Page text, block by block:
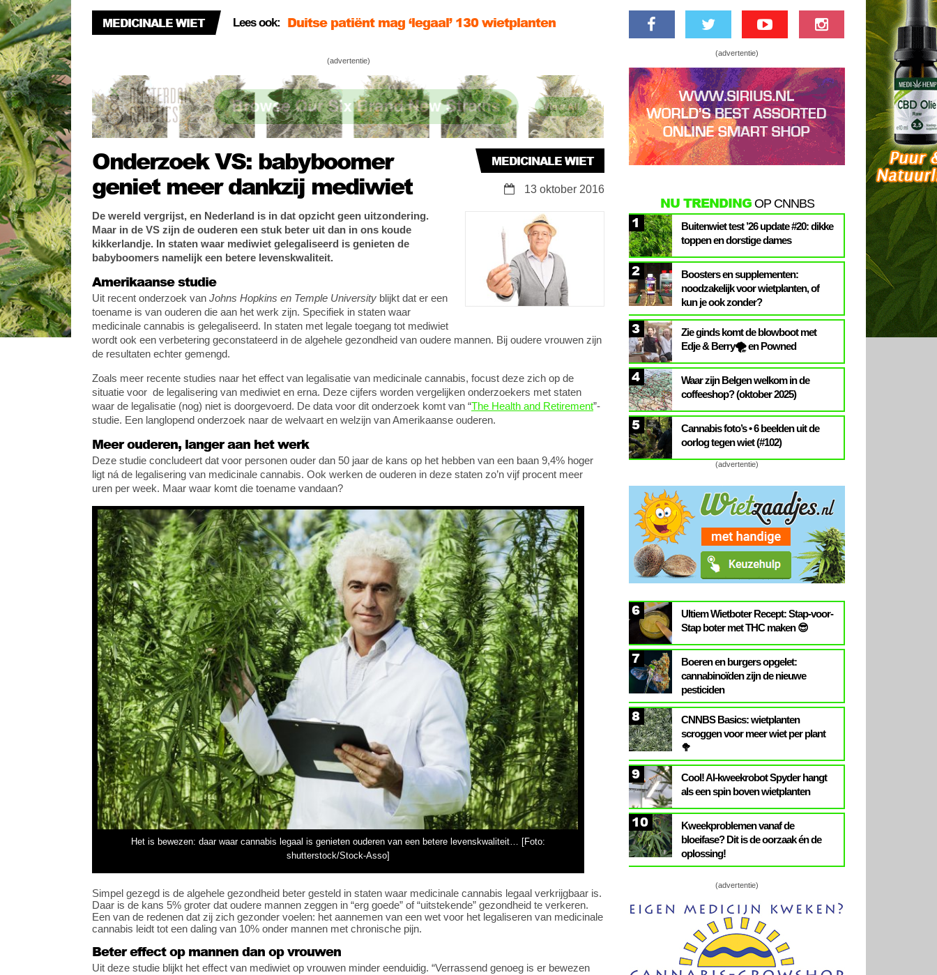
MEDICINALE WIET Lees ook:
kweken
Dit doet THC wietolie voor Lex met extreme Gilles
de la Tourette-tics!
(advertentie)
Onderzoek VS: babyboomer
geniet meer dankzij mediwiet
MEDICINALE WIET
13 oktober 2016
De wereld vergrijst, en Nederland is in dat opzicht geen uitzondering.
Maar in de VS zijn de ouderen een stuk beter uit dan in ons koude
kikkerlandje. In staten waar mediwiet gelegaliseerd is genieten de
babyboomers namelijk een betere levenskwaliteit.
Amerikaanse studie
Uit recent onderzoek van Johns Hopkins en Temple University blijkt dat er een
toename is van ouderen die aan het werk zijn. Specifiek in staten waar
medicinale cannabis is gelegaliseerd. In staten met legale toegang tot mediwiet
wordt ook een verbetering geconstateerd in de algehele gezondheid van oudere mannen. Bij oudere vrouwen zijn
de resultaten echter gemengd.
Zoals meer recente studies naar het effect van legalisatie van medicinale cannabis, focust deze zich op de
situatie voor de legalisering van mediwiet en erna. Deze cijfers worden vergelijken onderzoekers met staten
waar de legalisatie (nog) niet is doorgevoerd. De data voor dit onderzoek komt van “The Health and Retirement”-
studie. Een langlopend onderzoek naar de welvaart en welzijn van Amerikaanse ouderen.
Meer ouderen, langer aan het werk
Deze studie concludeert dat voor personen ouder dan 50 jaar de kans op het hebben van een baan 9,4% hoger
ligt ná de legalisering van medicinale cannabis. Ook werken de ouderen in deze staten zo’n vijf procent meer
uren per week. Maar waar komt die toename vandaan?
Het is bewezen: daar waar cannabis legaal is genieten ouderen van een betere levenskwaliteit… [Foto:
shutterstock/Stock-Asso]
Simpel gezegd is de algehele gezondheid beter gesteld in staten waar medicinale cannabis legaal verkrijgbaar is.
Daar is de kans 5% groter dat oudere mannen zeggen in “erg goede” of “uitstekende” gezondheid te verkeren.
Een van de redenen dat zij zich gezonder voelen: het aannemen van een wet voor het legaliseren van medicinale
cannabis leidt tot een daling van 10% onder mannen met chronische pijn.
Beter effect op mannen dan op vrouwen
Uit deze studie blijkt het effect van mediwiet op vrouwen minder eenduidig. “Verrassend genoeg is er bewezen
(advertentie)
NU TRENDINGOP CNNBS
1
Buitenwiet test ’26 update #20: dikke
toppen en dorstige dames
2
Boosters en supplementen:
noodzakelijk voor wietplanten, of
kun je ook zonder?
3
Zie ginds komt de blowboot met
Edje & Berry🌪️ en Powned
4
Waar zijn Belgen welkom in de
coffeeshop? (oktober 2025)
5
Cannabis foto’s • 6 beelden uit de
oorlog tegen wiet (#102)
(advertentie)
6
Ultiem Wietboter Recept: Stap-voor-
Stap boter met THC maken 😎
7
Boeren en burgers opgelet:
cannabinoïden zijn de nieuwe
pesticiden
8
CNNBS Basics: wietplanten
scroggen voor meer wiet per plant
🥦
9
Cool! AI-kweekrobot Spyder hangt
als een spin boven wietplanten
10
Kweekproblemen vanaf de
bloeifase? Dit is de oorzaak én de
oplossing!
(advertentie)